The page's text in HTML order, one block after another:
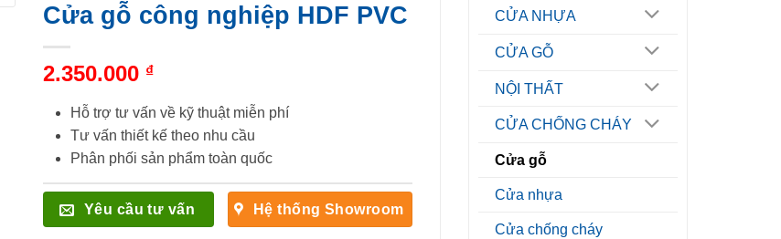
CỬA NHỰA
CỬA GỖ
NỘI THẤT
CỬA CHỐNG CHÁY
Cửa gỗ
Cửa nhựa
Cửa chống cháy
Cửa gỗ công nghiệp HDF PVC
2.350.000 ₫
Hỗ trợ tư vấn về kỹ thuật miễn phí
Tư vấn thiết kế theo nhu cầu
Phân phối sản phẩm toàn quốc
Yêu cầu tư vấn Hệ thống Showroom